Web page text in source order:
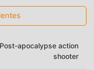
apocalypse action
shooter